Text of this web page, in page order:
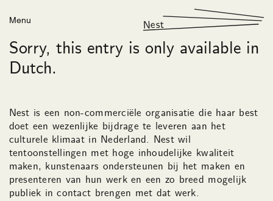
Menu Nest
Sorry, this entry is only available in
Dutch.
Nest is een non-commerciële organisatie die haar best
doet een wezenlijke bijdrage te leveren aan het
culturele klimaat in Nederland. Nest wil
tentoonstellingen met hoge inhoudelijke kwaliteit
maken, kunstenaars ondersteunen bij het maken en
presenteren van hun werk en een zo breed mogelijk
publiek in contact brengen met dat werk.